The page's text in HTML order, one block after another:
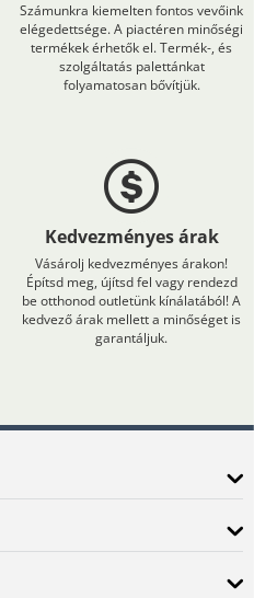
Számunkra kiemelten fontos vevőink
elégedettsége. A piactéren minőségi
termékek érhetők el. Termék-, és
szolgáltatás palettánkat
folyamatosan bővítjük.
Kedvezményes árak
Vásárolj kedvezményes árakon!
Építsd meg, újítsd fel vagy rendezd
be otthonod outletünk kínálatából! A
kedvező árak mellett a minőséget is
garantáljuk.